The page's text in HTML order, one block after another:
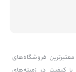
فروشگاه‌های
کیفیت در زمینه‌های